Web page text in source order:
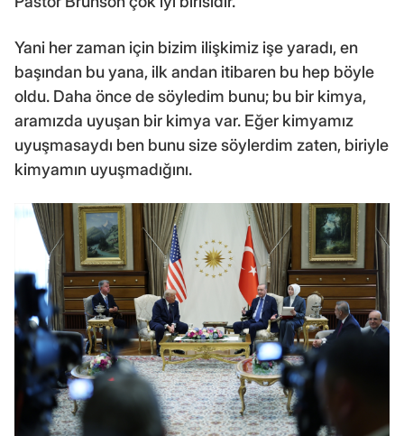
Yani her zaman için bizim ilişkimiz işe yaradı, en
başından bu yana, ilk andan itibaren bu hep böyle
oldu. Daha önce de söyledim bunu; bu bir kimya,
aramızda uyuşan bir kimya var. Eğer kimyamız
uyuşmasaydı ben bunu size söylerdim zaten, biriyle
kimyamın uyuşmadığını.